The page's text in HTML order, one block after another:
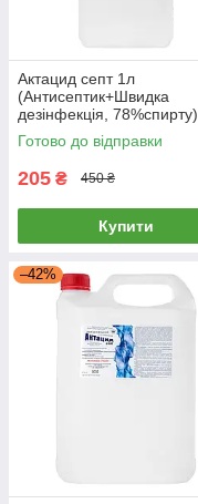
Актацид септ 1л
(Антисептик+Швидка
дезінфекція, 78%спирту)
Готово до відправки
205 ₴ 450 ₴
Купити
–42%